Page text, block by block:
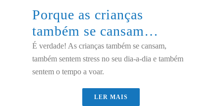
Porque as crianças
também se cansam…
É verdade! As crianças também se cansam,
também sentem stress no seu dia-a-dia e também
sentem o tempo a voar.
LER MAIS